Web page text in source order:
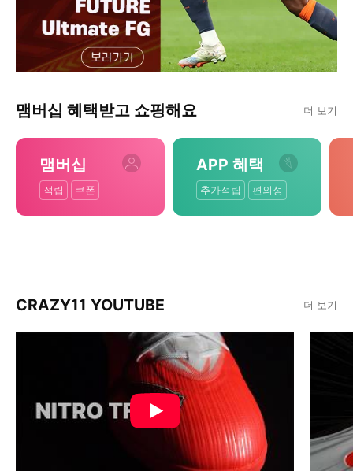
맴버십 혜택받고 쇼핑해요 더 보기
맴버십
적립 쿠폰
APP 혜택
추가적립 편의성
CRAZY11 YOUTUBE 더 보기